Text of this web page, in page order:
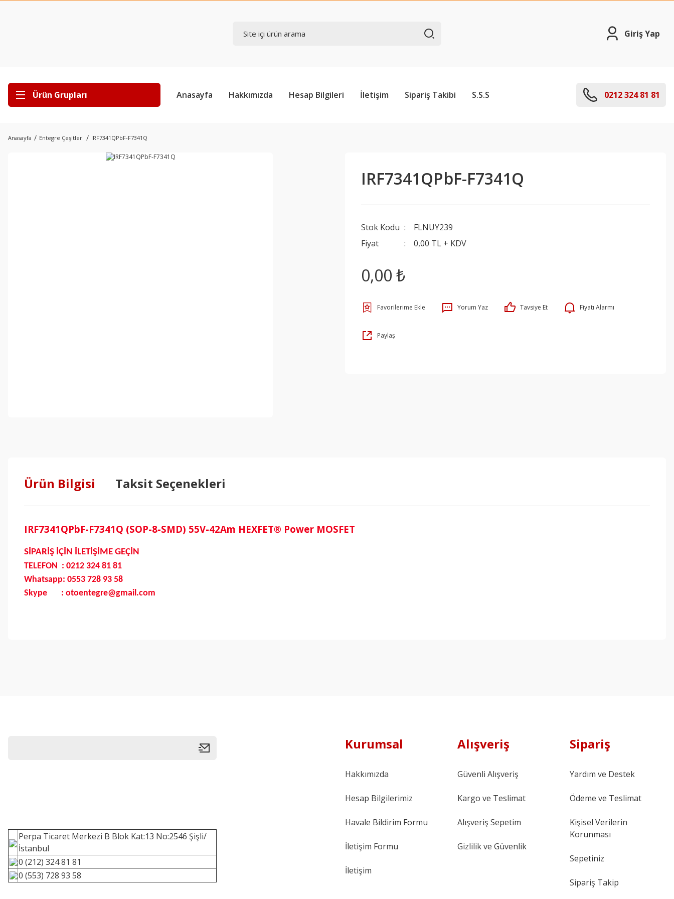
Giriş Yap
Ürün Grupları Anasayfa Hakkımızda Hesap Bilgileri İletişim Sipariş Takibi S.S.S 0212 324 81 81
Anasayfa Entegre Çeşitleri IRF7341QPbF-F7341Q
IRF7341QPbF-F7341Q
Stok Kodu
FLNUY239
Fiyat
0,00 TL + KDV
0,00 ₺
Yorum Yaz Tavsiye Et Fiyatı Alarmı
Paylaş
Ürün Bilgisi Taksit Seçenekleri
IRF7341QPbF-F7341Q (SOP-8-SMD) 55V-42Am HEXFET® Power MOSFET
SİPARİŞ İÇİN İLETİŞİME GEÇİN
TELEFON : 0212 324 81 81
Whatsapp: 0553 728 93 58
Skype : otoentegre@gmail.com
Perpa Ticaret Merkezi B Blok Kat:13 No:2546 Şişli/
İstanbul
0 (212) 324 81 81
0 (553) 728 93 58
Kurumsal
Hakkımızda
Hesap Bilgilerimiz
Havale Bildirim Formu
İletişim Formu
İletişim
Alışveriş
Güvenli Alışveriş
Kargo ve Teslimat
Alışveriş Sepetim
Gizlilik ve Güvenlik
Sipariş
Yardım ve Destek
Ödeme ve Teslimat
Kişisel Verilerin
Korunması
Sepetiniz
Sipariş Takip